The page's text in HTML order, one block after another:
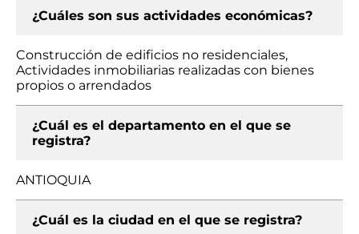
¿Cuáles son sus actividades económicas?
Construcción de edificios no residenciales,
Actividades inmobiliarias realizadas con bienes
propios o arrendados
¿Cuál es el departamento en el que se
registra?
ANTIOQUIA
¿Cuál es la ciudad en el que se registra?